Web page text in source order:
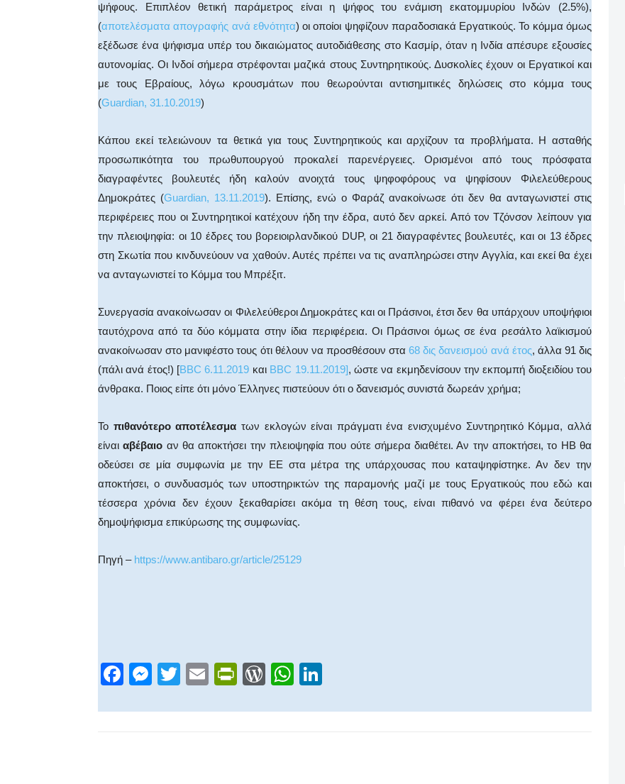
ψήφους. Επιπλέον θετική παράμετρος είναι η ψήφος του ενάμιση εκατομμυρίου Ινδών (2.5%),
(αποτελέσματα απογραφής ανά εθνότητα) οι οποίοι ψηφίζουν παραδοσιακά Εργατικούς. Το κόμμα όμως
εξέδωσε ένα ψήφισμα υπέρ του δικαιώματος αυτοδιάθεσης στο Κασμίρ, όταν η Ινδία απέσυρε εξουσίες
αυτονομίας. Οι Ινδοί σήμερα στρέφονται μαζικά στους Συντηρητικούς. Δυσκολίες έχουν οι Εργατικοί και
με τους Εβραίους, λόγω κρουσμάτων που θεωρούνται αντισημιτικές δηλώσεις στο κόμμα τους
(Guardian, 31.10.2019)
Κάπου εκεί τελειώνουν τα θετικά για τους Συντηρητικούς και αρχίζουν τα προβλήματα. Η ασταθής
προσωπικότητα του πρωθυπουργού προκαλεί παρενέργειες. Ορισμένοι από τους πρόσφατα
διαγραφέντες βουλευτές ήδη καλούν ανοιχτά τους ψηφοφόρους να ψηφίσουν Φιλελεύθερους
Δημοκράτες (Guardian, 13.11.2019). Επίσης, ενώ ο Φαράζ ανακοίνωσε ότι δεν θα ανταγωνιστεί στις
περιφέρειες που οι Συντηρητικοί κατέχουν ήδη την έδρα, αυτό δεν αρκεί. Από τον Τζόνσον λείπουν για
την πλειοψηφία: οι 10 έδρες του βορειοιρλανδικού DUP, οι 21 διαγραφέντες βουλευτές, και οι 13 έδρες
στη Σκωτία που κινδυνεύουν να χαθούν. Αυτές πρέπει να τις αναπληρώσει στην Αγγλία, και εκεί θα έχει
να ανταγωνιστεί το Κόμμα του Μπρέξιτ.
Συνεργασία ανακοίνωσαν οι Φιλελεύθεροι Δημοκράτες και οι Πράσινοι, έτσι δεν θα υπάρχουν υποψήφιοι
ταυτόχρονα από τα δύο κόμματα στην ίδια περιφέρεια. Οι Πράσινοι όμως σε ένα ρεσάλτο λαϊκισμού
ανακοίνωσαν στο μανιφέστο τους ότι θέλουν να προσθέσουν στα68 δις δανεισμού ανά έτος, άλλα 91 δις
(πάλι ανά έτος!) [BBC 6.11.2019 και BBC 19.11.2019], ώστε να εκμηδενίσουν την εκπομπή διοξειδίου του
άνθρακα. Ποιος είπε ότι μόνο Έλληνες πιστεύουν ότι ο δανεισμός συνιστά δωρεάν χρήμα;
Το πιθανότερο αποτέλεσμα των εκλογών είναι πράγματι ένα ενισχυμένο Συντηρητικό Κόμμα, αλλά
είναιαβέβαιο αν θα αποκτήσει την πλειοψηφία που ούτε σήμερα διαθέτει. Αν την αποκτήσει, το ΗΒ θα
οδεύσει σε μία συμφωνία με την ΕΕ στα μέτρα της υπάρχουσας που καταψηφίστηκε. Αν δεν την
αποκτήσει, ο συνδυασμός των υποστηρικτών της παραμονής μαζί με τους Εργατικούς που εδώ και
τέσσερα χρόνια δεν έχουν ξεκαθαρίσει ακόμα τη θέση τους, είναι πιθανό να φέρει ένα δεύτερο
δημοψήφισμα επικύρωσης της συμφωνίας.
Πηγή – https://www.antibaro.gr/article/25129
F
c
M
ss
T
tt
E
ail
Pr
tF
W
d
W
at k